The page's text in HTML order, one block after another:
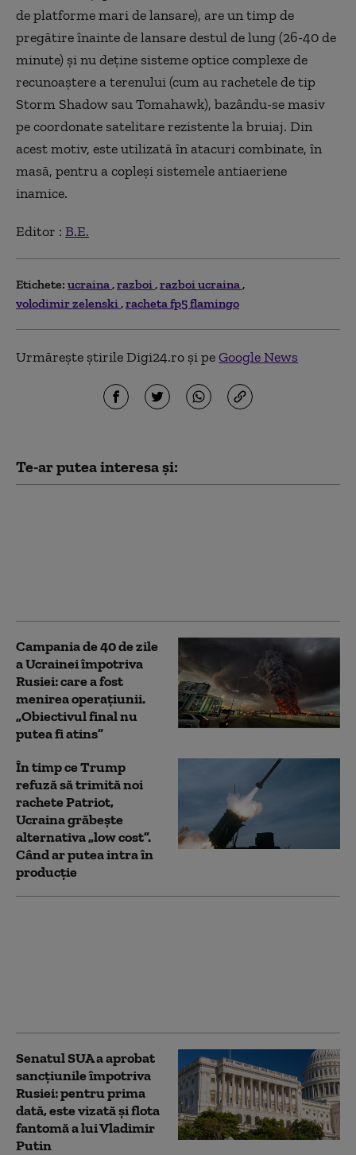
de platforme mari de lansare), are un timp de
pregătire înainte de lansare destul de lung (26-40 de
minute) și nu deține sisteme optice complexe de
recunoaștere a terenului (cum au rachetele de tip
Storm Shadow sau Tomahawk), bazându-se masiv
pe coordonate satelitare rezistente la bruiaj. Din
acest motiv, este utilizată în atacuri combinate, în
masă, pentru a copleși sistemele antiaeriene
inamice.
Editor : B.E.
Etichete: ucraina razboi razboi ucraina
volodimir zelenski racheta fp5 flamingo
Urmărește știrile Digi24.ro și peGoogle News
Te-ar putea interesa și:
Campania de 40 de zile
a Ucrainei împotriva
Rusiei: care a fost
menirea operațiunii.
„Obiectivul final nu
putea fi atins”
În timp ce Trump
refuză să trimită noi
rachete Patriot,
Ucraina grăbește
alternativa „low cost”.
Când ar putea intra în
producție
Senatul SUA a aprobat
sancțiunile împotriva
Rusiei: pentru prima
dată, este vizată și flota
fantomă a lui Vladimir
Putin